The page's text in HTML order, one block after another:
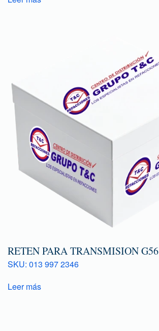
RETEN PARA TRANSMISION G56
SKU: 013 997 2346
Leer más